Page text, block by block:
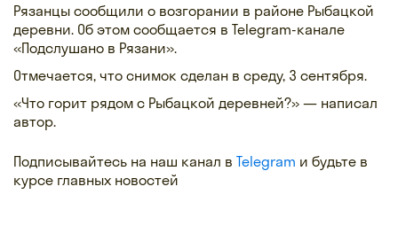
Рязанцы сообщили о возгорании в районе Рыбацкой
деревни. Об этом сообщается в Telegram-канале
«Подслушано в Рязани».
Отмечается, что снимок сделан в среду, 3 сентября.
«Что горит рядом с Рыбацкой деревней?» — написал
автор.
Подписывайтесь на наш канал в Telegram и будьте в
курсе главных новостей